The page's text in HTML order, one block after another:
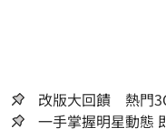
改版大回饋 熱門